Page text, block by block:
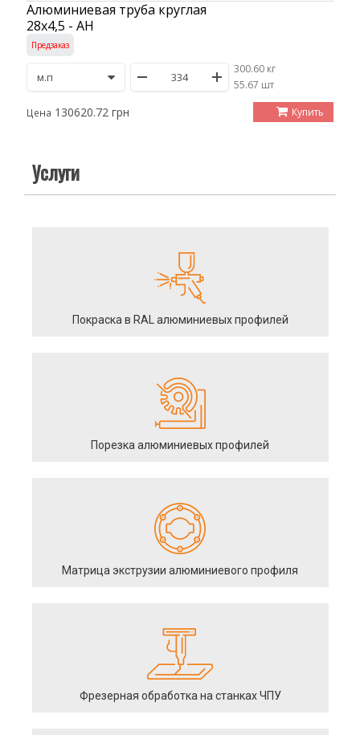
Алюминиевая труба круглая
28х4,5 - АН
Предзаказ
300.60 кг
/55.67 шт
Цена 130620.72 грн Купить
Услуги
Покраска в RAL алюминиевых профилей
Порезка алюминиевых профилей
Матрица экструзии алюминиевого профиля
Фрезерная обработка на станках ЧПУ